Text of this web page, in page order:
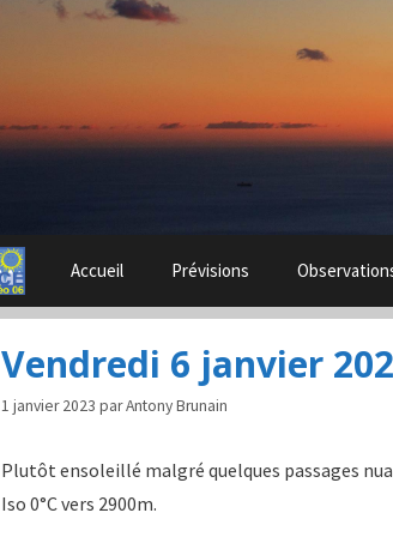
Accueil Prévisions
Vendredi 6 janvier
1 janvier 2023 parAntony Brunain
Plutôt ensoleillé malgré quelques passages
Iso 0°C vers 2900m.